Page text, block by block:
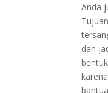
Anda
dan